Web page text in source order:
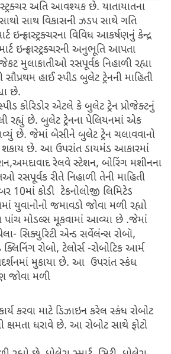
અતિ આવશ્યક છે. યાતાયાતના
સાથ વિકાસની ઝડપ સાથે ગતિ
ઇન્ફ્રાસ્ટ્રક્ચરના વિવિધ આકર્ષણનું કેન્દ્ર
ઇન્ફ્રાસ્ટ્રક્ચરની અનુભૂતિ આપતા
મુલાકાતીઓ રસપૂર્વક નિહાળી રહ્યા
હાઈ સ્પીડ બુલેટ ટ્રેનની માહિતી
છે.
કોરિડોર એટલે કે બુલેટ ટ્રેન પ્રોજેક્ટનું
રહ્યું છે. બુલેટ ટ્રેનના પેલિયનમાં એક
છે. જેમાં બેસીને બુલેટ ટ્રેન ચલાવવાનો
શકાય છે. આ ઉપરાંત ડાયમંડ આકારમાં
રેલવે સ્ટેશન, બોરિંગ મશીનના
રસપૂર્વક રીતે નિહાળી તેની માહિતી
10માં કોડી ટેકનોલોજી લિમિટેડ
યુવાનોનો જમાવડો જોવા મળી રહ્યો
પાંચ મોડલ્સ મૂકવામાં આવ્યા છે .જેમાં
સિક્યુરિટી એન્ડ સર્વેલંન્સ રોબૉ,
ક્લિનિંગ રોબો, ટેલોર્સ -રોબોટિક આર્મ
મુકાયા છે. આ ઉપરાંત સ્કંધ
જોવા મળી
કરવા માટે ડિઝાઇન કરેલ સ્કંધ રોબોટ
ક્ષમતા ધરાવે છે. આ રોબોટ સાથે ફોટો